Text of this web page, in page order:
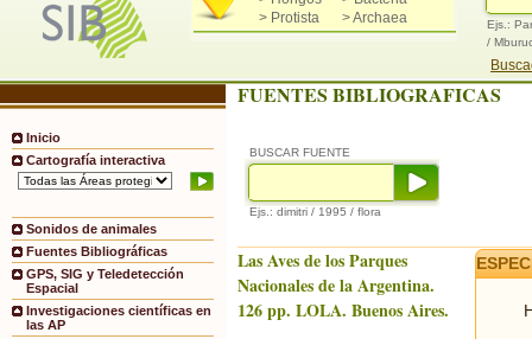
> Protista
> Archaea
Ejs.:
/
Inicio
Cartografía interactiva
Sonidos de animales
Fuentes Bibliográficas
GPS, SIG y Teledetección
Espacial
Investigaciones científicas en
las AP
FUENTES BIBLIOGRAFICAS
BUSCAR FUENTE
Ejs.: dimitri / 1995 / flora
Las Aves de los Parques
Nacionales de la Argentina.
126 pp. LOLA. Buenos Aires.